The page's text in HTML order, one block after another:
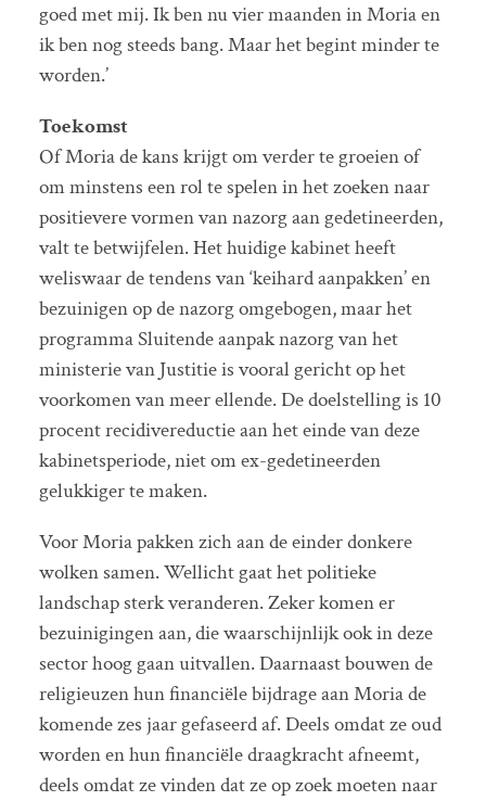
goed met mij. Ik ben nu vier maanden in Moria en
ik ben nog steeds bang. Maar het begint minder te
worden.’
Toekomst
Of Moria de kans krijgt om verder te groeien of
om minstens een rol te spelen in het zoeken naar
positievere vormen van nazorg aan gedetineerden,
valt te betwijfelen. Het huidige kabinet heeft
weliswaar de tendens van ‘keihard aanpakken’ en
bezuinigen op de nazorg omgebogen, maar het
programma Sluitende aanpak nazorg van het
ministerie van Justitie is vooral gericht op het
voorkomen van meer ellende. De doelstelling is 10
procent recidivereductie aan het einde van deze
kabinetsperiode, niet om ex-gedetineerden
gelukkiger te maken.
Voor Moria pakken zich aan de einder donkere
wolken samen. Wellicht gaat het politieke
landschap sterk veranderen. Zeker komen er
bezuinigingen aan, die waarschijnlijk ook in deze
sector hoog gaan uitvallen. Daarnaast bouwen de
religieuzen hun financiële bijdrage aan Moria de
komende zes jaar gefaseerd af. Deels omdat ze oud
worden en hun financiële draagkracht afneemt,
deels omdat ze vinden dat ze op zoek moeten naar